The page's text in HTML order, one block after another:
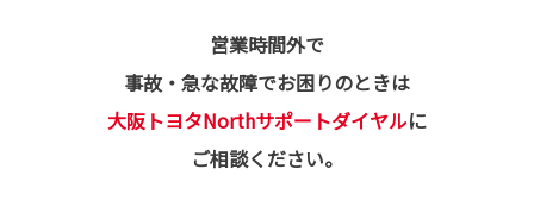
営業時間外で
事故・急な故障でお困りのときは
大阪トヨタNorthサポートダイヤルに
ご相談ください。